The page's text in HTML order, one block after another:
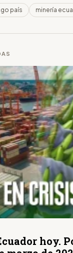
país minería
hoy.